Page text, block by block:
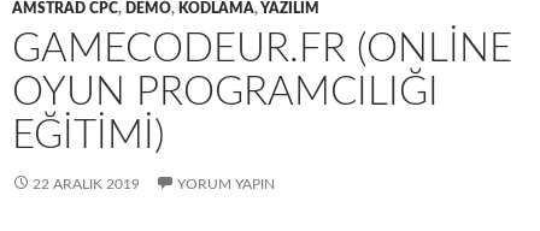
k
n
AMSTRAD CPC, DEMO, KODLAMA,YAZILIM
GAMECODEUR.FR (ONLINE
OYUN PROGRAMCILIĞI
EĞITIMI)
22 ARALIK 2019 YORUM YAPIN